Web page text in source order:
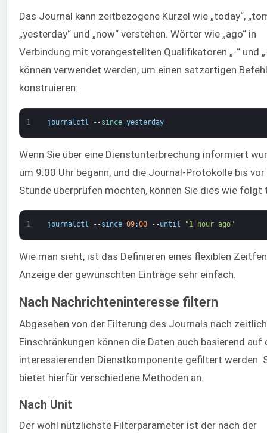
Das Journal kann zeitbezogene Kürzel wie „today“,
„yesterday“ und „now“ verstehen. Wörter wie „ago“ in
Verbindung mit vorangestellten Qualifikatoren „-“ und
können verwendet werden, um einen satzartigen
konstruieren:
1 journalctl --since yesterday
Wenn Sie über eine Dienstunterbrechung informiert
um 9:00 Uhr begann, und die Journal-Protokolle bis vor
Stunde überprüfen möchten, können Sie dies wie folgt
1 journalctl --since 09:00 --until "1 hour ago"
Wie man sieht, ist das Definieren eines flexiblen
Anzeige der gewünschten Einträge sehr einfach.
Nach Nachrichteninteresse filtern
Abgesehen von der Filterung des Journals nach
Einschränkungen können die Daten auch basierend auf
interessierenden Dienstkomponente gefiltert werden.
bietet hierfür verschiedene Methoden an.
Nach Unit
Der wohl nützlichste Filterparameter ist der nach der